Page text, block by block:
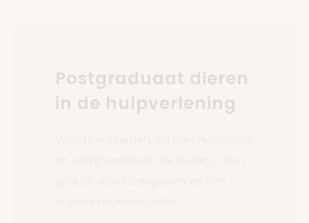
Postgraduaat dieren
in de hulpverlening